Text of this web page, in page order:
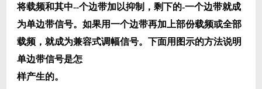
将载频和其中--个边带加以抑制，剩下的-一个边带就成
为单边带信号。如果用一个边带再加上部份载频或全部
载频，就成为兼容式调幅信号。下面用图示的方法说明
单边带信号是怎
样产生的。